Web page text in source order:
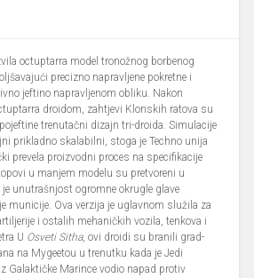
octuptarra model tronožnog borbenog
precizno napravljene pokretne i
jeftino napravljenom obliku. Nakon
droidom, zahtjevi Klonskih ratova su
trenutačni dizajn tri-droida. Simulacije
prikladno skalabilni, stoga je Techno unija
prevela proizvodni proces na specifikacije
u manjem modelu su pretvoreni u
unutrašnjost ogromne okrugle glave
municije. Ova verzija je uglavnom služila za
i ostalih mehaničkih vozila, tenkova i
U Osveti Sitha, ovi droidi su branili grad-
na Mygeetou u trenutku kada je Jedi
Galaktičke Marince vodio napad protiv